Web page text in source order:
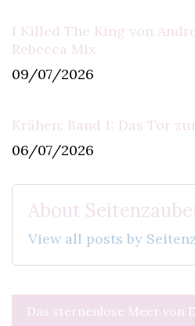
I Killed The King von
Rebecca Mix
09/07/2026
Krähen: Band 1: Das Tor
06/07/2026
About
View all posts by
Das sternenlose Meer von